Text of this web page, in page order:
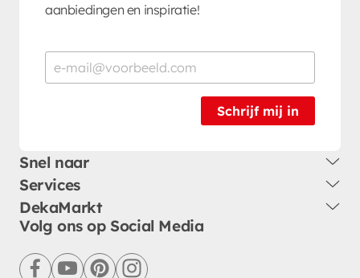
aanbiedingen en inspiratie!
Schrijf mij in
Snel naar
Services
DekaMarkt
Volg ons op Social Media